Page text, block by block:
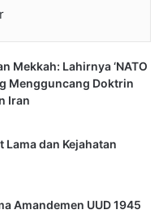
Mekkah: Lahirnya ‘NATO
Mengguncang Doktrin
Iran
Lama dan Kejahatan
Amandemen UUD 1945